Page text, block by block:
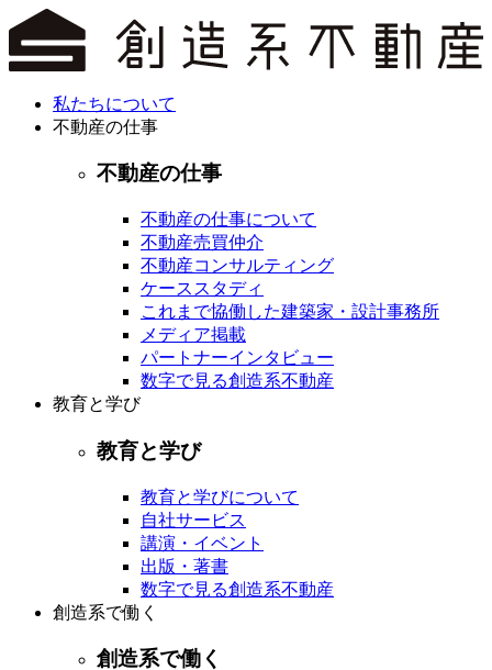
私たちについて
不動産の仕事
不動産の仕事
不動産の仕事について
不動産売買仲介
不動産コンサルティング
ケーススタディ
これまで協働した建築家・設計事務所
メディア掲載
パートナーインタビュー
数字で見る創造系不動産
教育と学び
教育と学び
教育と学びについて
自社サービス
講演・イベント
出版・著書
数字で見る創造系不動産
創造系で働く
創造系で働く